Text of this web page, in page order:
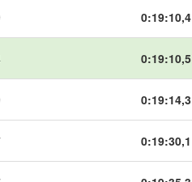
0:19:10,4
0:19:10,5
0:19:14,3
0:19:30,1